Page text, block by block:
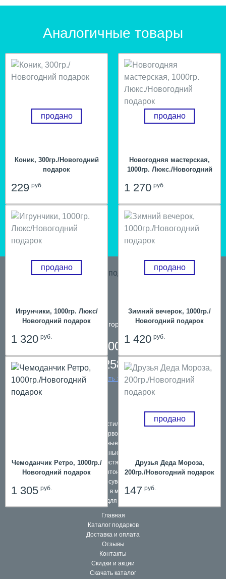
Аналогичные товары
Коник, 300гр./Новогодний
подарок
229руб.
продано
Новогодняя мастерская,
1000гр. Люкс./Новогодний
1 270руб.
продано
Игрунчики, 1000гр. Люкс/
Новогодний подарок
1 320руб.
продано
Зимний вечерок, 1000гр./
Новогодний подарок
1 420руб.
продано
Чемоданчик Ретро, 1000гр./
Новогодний подарок
1 305руб.
Друзья Деда Мороза,
200гр./Новогодний подарок
147руб.
продано
телефон в городе Пермь
8 800 200 61 59,
8 342 258 39 59
заказать звонок
Подарки в текстильной упаковке
Наборы первоклассников
Школьные ранцы
Комплексные подарки
Подарки в жестяной упаковке
Подарки в картонной упаковке
Подарочные сувениры и игры
Подарки в мешочках
Подарки для взрослых
Главная
Каталог подарков
Доставка и оплата
Отзывы
Контакты
Скидки и акции
Скачать каталог